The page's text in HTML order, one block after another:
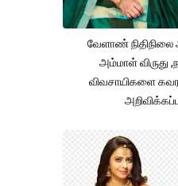
வேளாண்
அம்மாள் விருது
விவசாயிகளை